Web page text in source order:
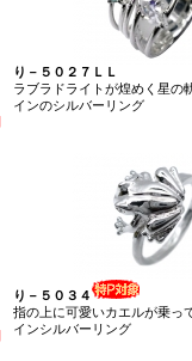
り－５０２７ＬＬ
ラブラドライトが煌めく星の
インのシルバーリング
り－５０３４
指の上に可愛いカエルが乗っ
インシルバーリング